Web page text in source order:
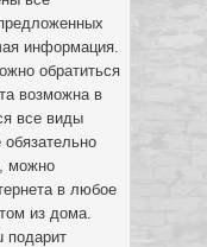
информация.
обратиться
возможна в
все виды
обязательно
можно
в любое
из дома.
подарит